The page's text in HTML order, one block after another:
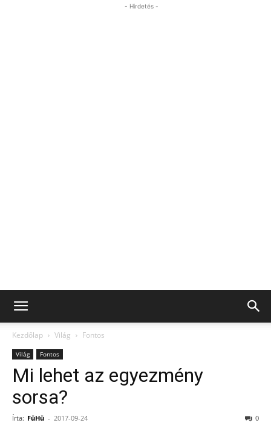
- Hirdetés -
Kezdőlap Világ Fontos
Világ Fontos
Mi lehet az egyezmény
sorsa?
Írta: FüHü - 2017-09-24 0